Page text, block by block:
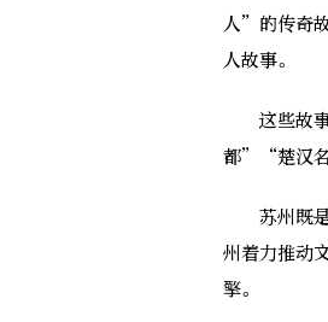
人”的传奇
人故事。
这些故事
都”“楚汉名
苏州既是
州着力推动
擎。